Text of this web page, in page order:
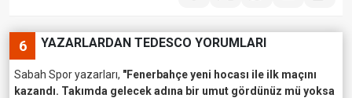
6 YAZARLARDAN TEDESCO YORUMLARI
Sabah Spor yazarları, "Fenerbahçe yeni hocası ile ilk maçını
kazandı. Takımda gelecek adına bir umut gördünüz mü yoksa